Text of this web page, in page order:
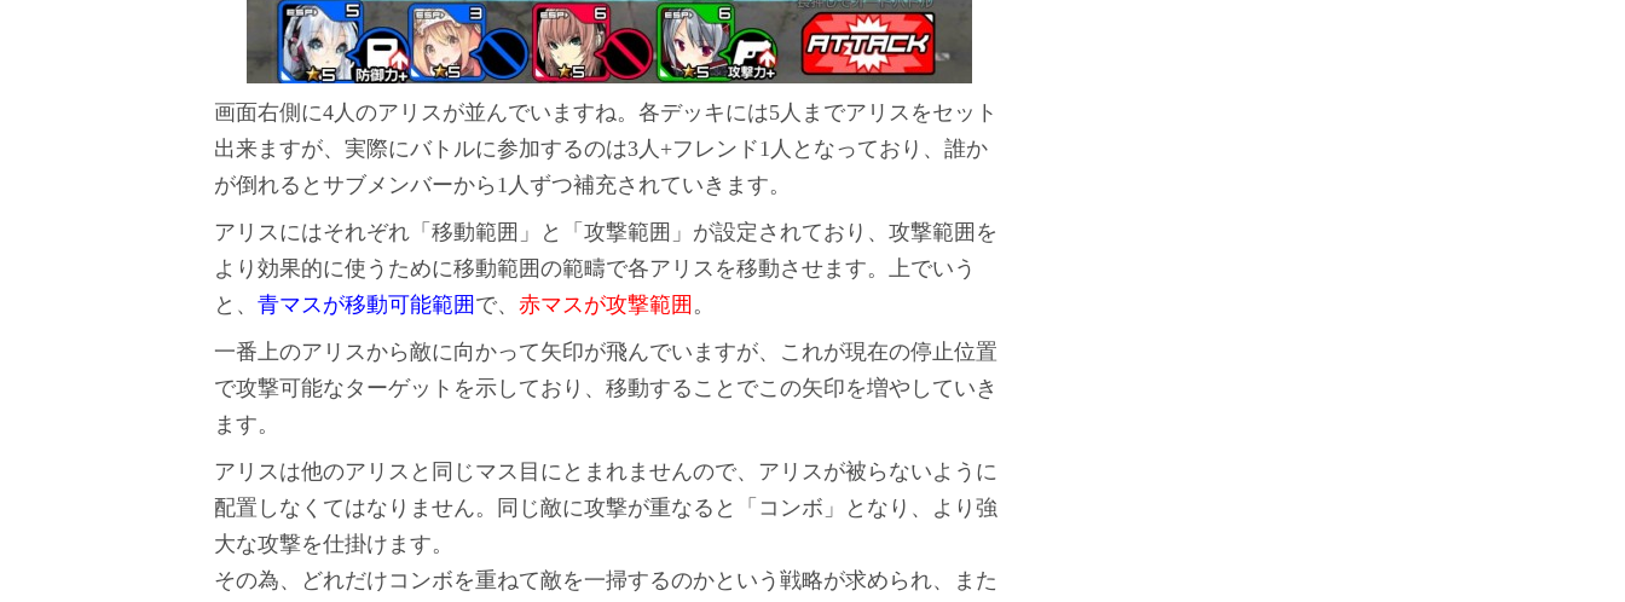
画面右側に4人のアリスが並んでいますね。各デッキには5人までアリスをセット
出来ますが、実際にバトルに参加するのは3人+フレンド1人となっており、誰か
が倒れるとサブメンバーから1人ずつ補充されていきます。
アリスにはそれぞれ「移動範囲」と「攻撃範囲」が設定されており、攻撃範囲を
より効果的に使うために移動範囲の範疇で各アリスを移動させます。上でいう
と、 青マスが移動可能範囲 で、 赤マスが攻撃範囲 。
一番上のアリスから敵に向かって矢印が飛んでいますが、これが現在の停止位置
で攻撃可能なターゲットを示しており、移動することでこの矢印を増やしていき
ます。
アリスは他のアリスと同じマス目にとまれませんので、アリスが被らないように
配置しなくてはなりません。同じ敵に攻撃が重なると「コンボ」となり、より強
大な攻撃を仕掛けます。
その為、どれだけコンボを重ねて敵を一掃するのかという戦略が求められ、また